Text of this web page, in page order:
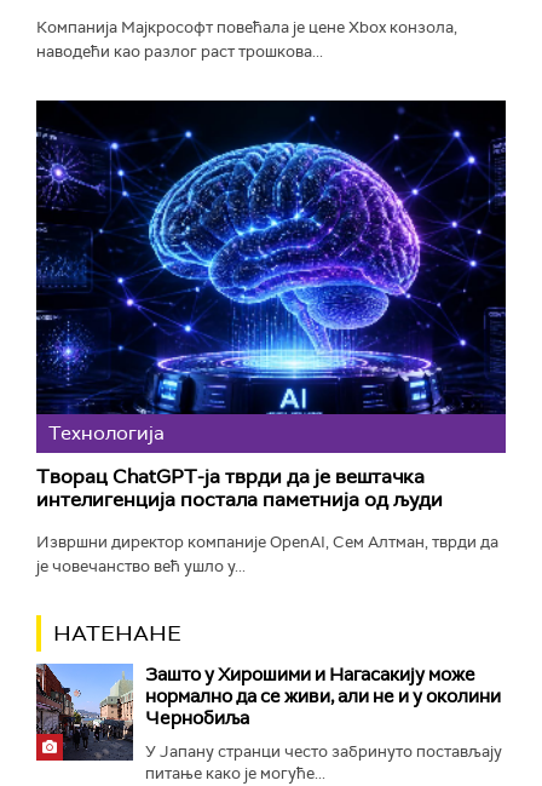
Компанија Мајкрософт повећала је цене Xbox конзола,
наводећи као разлог раст трошкова...
Технологијa
Творац ChatGPT-ја тврди да је вештачка
интелигенција постала паметнија од људи
Извршни директор компаније OpenAI, Сем Алтман, тврди да
је човечанство већ ушло у...
НАТЕНАНЕ
Зашто у Хирошими и Нагасакију може
нормално да се живи, али не и у околини
Чернобиља
У Јапану странци често забринуто постављају
питање како је могуће...